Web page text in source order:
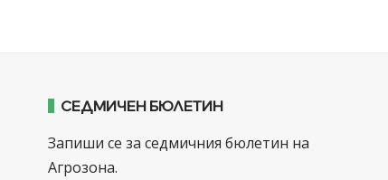
СЕДМИЧЕН БЮЛЕТИН
Запиши се за седмичния бюлетин на
Агрозона.